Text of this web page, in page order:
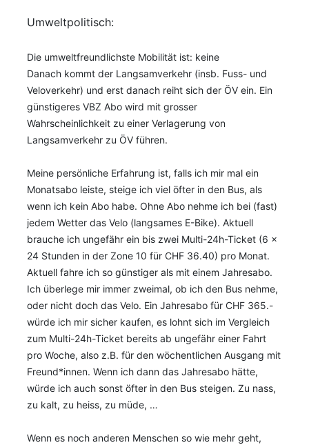
Umweltpolitisch:
Die umweltfreundlichste Mobilität ist: keine
Danach kommt der Langsamverkehr (insb. Fuss- und
Veloverkehr) und erst danach reiht sich der ÖV ein. Ein
günstigeres VBZ Abo wird mit grosser
Wahrscheinlichkeit zu einer Verlagerung von
Langsamverkehr zu ÖV führen.
Meine persönliche Erfahrung ist, falls ich mir mal ein
Monatsabo leiste, steige ich viel öfter in den Bus, als
wenn ich kein Abo habe. Ohne Abo nehme ich bei (fast)
jedem Wetter das Velo (langsames E-Bike). Aktuell
brauche ich ungefähr ein bis zwei Multi-24h-Ticket (6 x
24 Stunden in der Zone 10 für CHF 36.40) pro Monat.
Aktuell fahre ich so günstiger als mit einem Jahresabo.
Ich überlege mir immer zweimal, ob ich den Bus nehme,
oder nicht doch das Velo. Ein Jahresabo für CHF 365.-
würde ich mir sicher kaufen, es lohnt sich im Vergleich
zum Multi-24h-Ticket bereits ab ungefähr einer Fahrt
pro Woche, also z.B. für den wöchentlichen Ausgang mit
Freund*innen. Wenn ich dann das Jahresabo hätte,
würde ich auch sonst öfter in den Bus steigen. Zu nass,
zu kalt, zu heiss, zu müde, …
Wenn es noch anderen Menschen so wie mehr geht,